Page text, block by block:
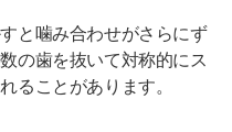
と噛み合わせがさらにず
の歯を抜いて対称的にス
ることがあります。